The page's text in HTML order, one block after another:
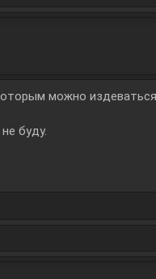
можно
буду.